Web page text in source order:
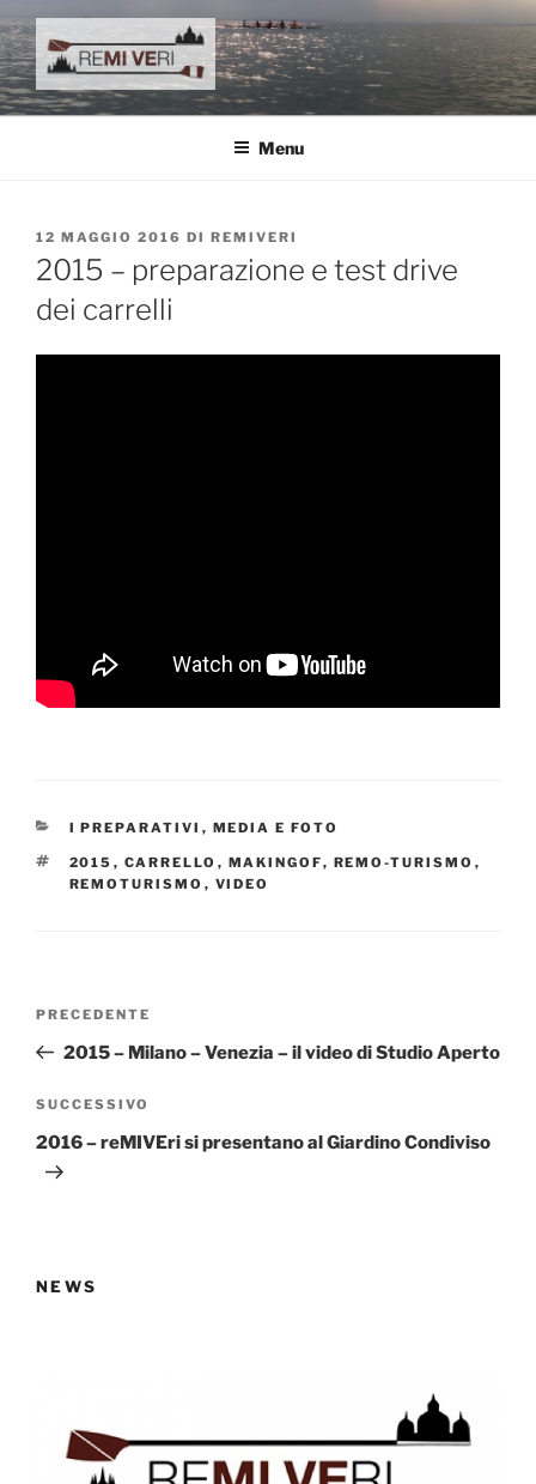
Salta
al
contenuto
reMIVEri
canottaggio e remoturismo
Menu
PUBBLICATO
IL
12 MAGGIO 2016 DI REMIVERI
2015 – preparazione e test drive
dei carrelli
CATEGORIE
I PREPARATIVI , MEDIA E FOTO
TAG
2015 , CARRELLO , MAKINGOF, REMO-TURISMO ,
REMOTURISMO , VIDEO
Articolo
precedente:
PRECEDENTE
2015 – Milano – Venezia – il video di Studio Aperto
Articolo
successivo
SUCCESSIVO
2016 – reMIVEri si presentano al Giardino Condiviso
NEWS